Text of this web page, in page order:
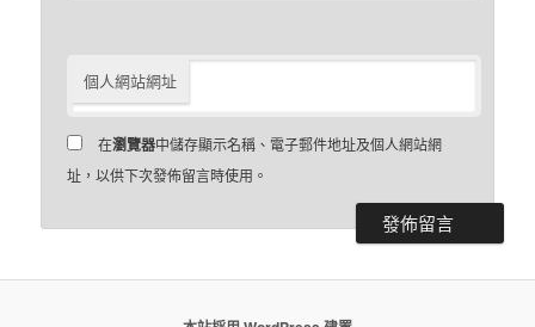
個人網站網址
在瀏覽器中儲存顯示名稱、電子郵件地址及個人網站網
址，以供下次發佈留言時使用。